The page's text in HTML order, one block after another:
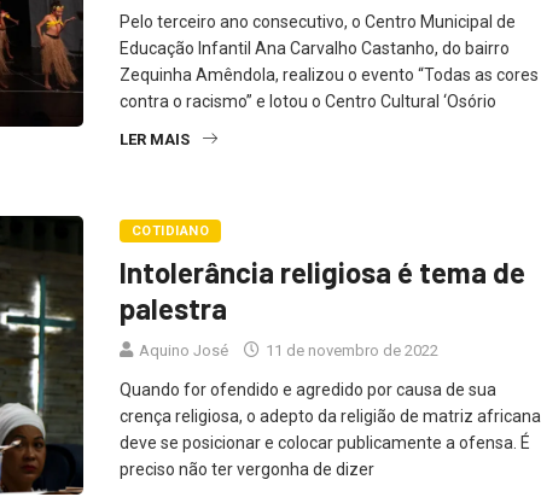
Pelo terceiro ano consecutivo, o Centro Municipal de
Educação Infantil Ana Carvalho Castanho, do bairro
Zequinha Amêndola, realizou o evento “Todas as cores
contra o racismo” e lotou o Centro Cultural ‘Osório
LER MAIS
COTIDIANO
Intolerância religiosa é tema de
palestra
Aquino José 11 de novembro de 2022
Quando for ofendido e agredido por causa de sua
crença religiosa, o adepto da religião de matriz africana
deve se posicionar e colocar publicamente a ofensa. É
preciso não ter vergonha de dizer